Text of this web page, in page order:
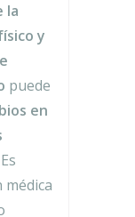
la
y
puede
en